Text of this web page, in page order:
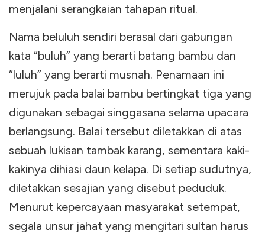
menjalani serangkaian tahapan ritual.
Nama beluluh sendiri berasal dari gabungan
kata “buluh” yang berarti batang bambu dan
“luluh” yang berarti musnah. Penamaan ini
merujuk pada balai bambu bertingkat tiga yang
digunakan sebagai singgasana selama upacara
berlangsung. Balai tersebut diletakkan di atas
sebuah lukisan tambak karang, sementara kaki-
kakinya dihiasi daun kelapa. Di setiap sudutnya,
diletakkan sesajian yang disebut peduduk.
Menurut kepercayaan masyarakat setempat,
segala unsur jahat yang mengitari sultan harus